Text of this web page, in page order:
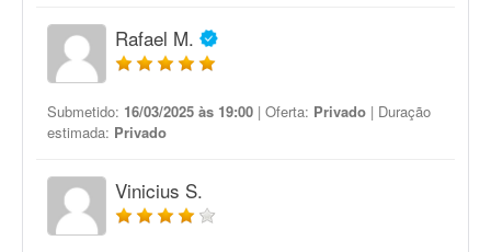
Rafael M.
Submetido: 16/03/2025 às 19:00 | Oferta: Privado | Duração
estimada: Privado
Vinicius S.